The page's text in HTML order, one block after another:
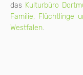
das Kulturbüro
Familie, Flüchtlinge
Westfalen.